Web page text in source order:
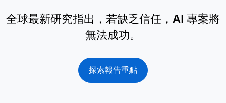
全球最新研究指出，若缺乏信任，AI 專案將
無法成功。
探索報告重點